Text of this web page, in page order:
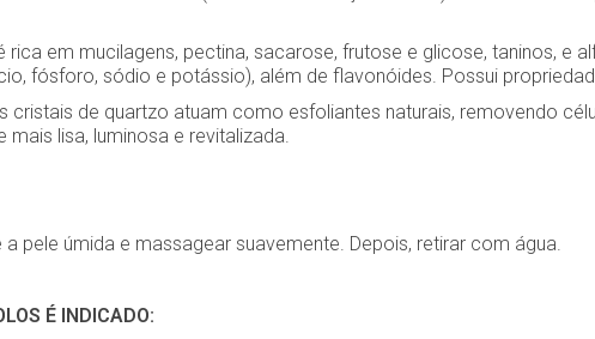
rica em mucilagens, pectina, sacarose, frutose e glicose, taninos, e
fósforo, sódio e potássio), além de flavonóides. Possui
cristais de quartzo atuam como esfoliantes naturais, removendo
mais lisa, luminosa e revitalizada.
pele úmida e massagear suavemente. Depois, retirar com água.
É INDICADO: